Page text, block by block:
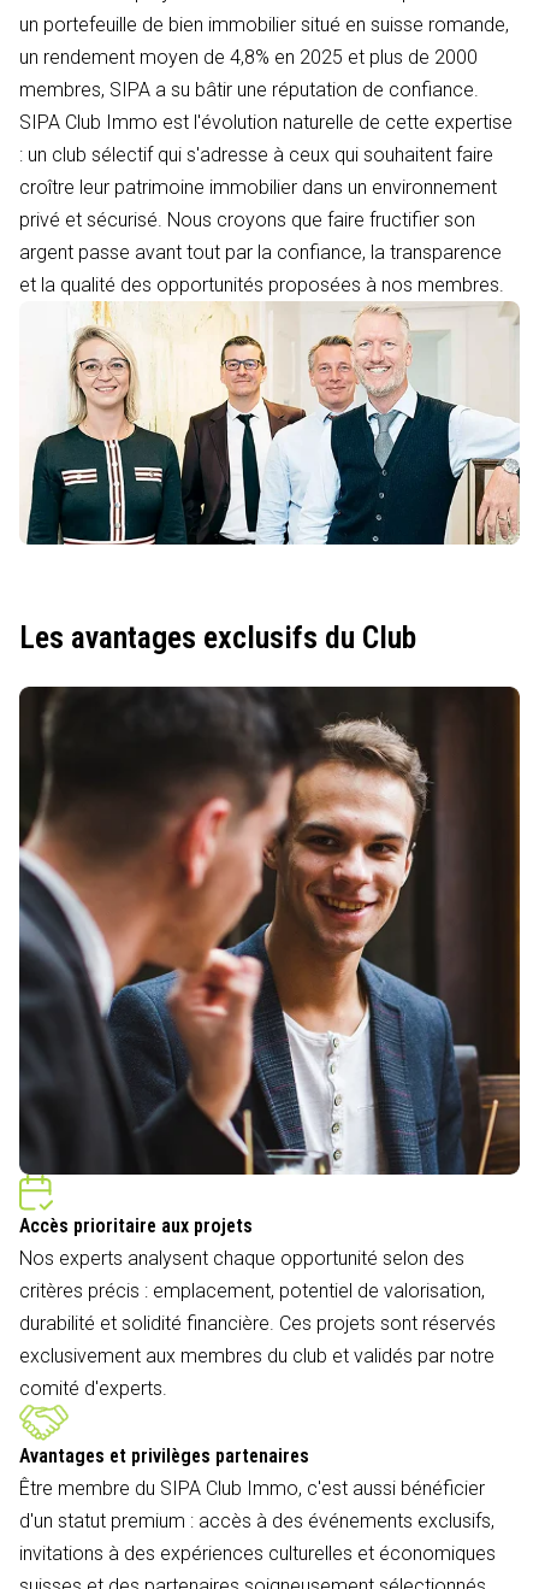
un portefeuille de bien immobilier situé en suisse romande,
un rendement moyen de 4,8% en 2025 et plus de 2000
membres, SIPA a su bâtir une réputation de confiance.
SIPA Club Immo est l'évolution naturelle de cette expertise
: un club sélectif qui s'adresse à ceux qui souhaitent faire
croître leur patrimoine immobilier dans un environnement
privé et sécurisé. Nous croyons que faire fructifier son
argent passe avant tout par la confiance, la transparence
et la qualité des opportunités proposées à nos membres.
Les avantages exclusifs du Club
Accès prioritaire aux projets
Nos experts analysent chaque opportunité selon des
critères précis : emplacement, potentiel de valorisation,
durabilité et solidité financière. Ces projets sont réservés
exclusivement aux membres du club et validés par notre
comité d'experts.
Avantages et privilèges partenaires
Être membre du SIPA Club Immo, c'est aussi bénéficier
d'un statut premium : accès à des événements exclusifs,
invitations à des expériences culturelles et économiques